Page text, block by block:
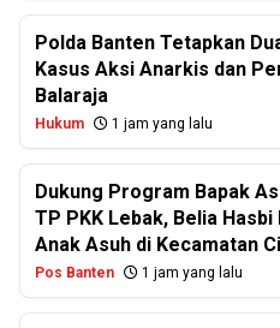
Polda Banten Tetapkan
Kasus Aksi Anarkis dan
Balaraja
Hukum 1 jam yang lalu
Dukung Program Bapak
TP PKK Lebak, Belia Hasbi
Anak Asuh di Kecamatan
Pos Banten 1 jam yang lalu